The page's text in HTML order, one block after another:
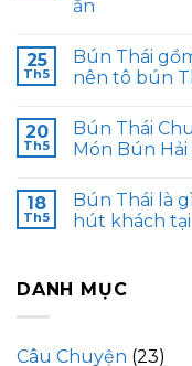
ăn
25
Th5
Bún Thái
nên tô bún
20
Th5
Bún Thái
Món Bún Hải
18
Th5
Bún Thái là
hút khách
DANH MỤC
Câu Chuyện (23)